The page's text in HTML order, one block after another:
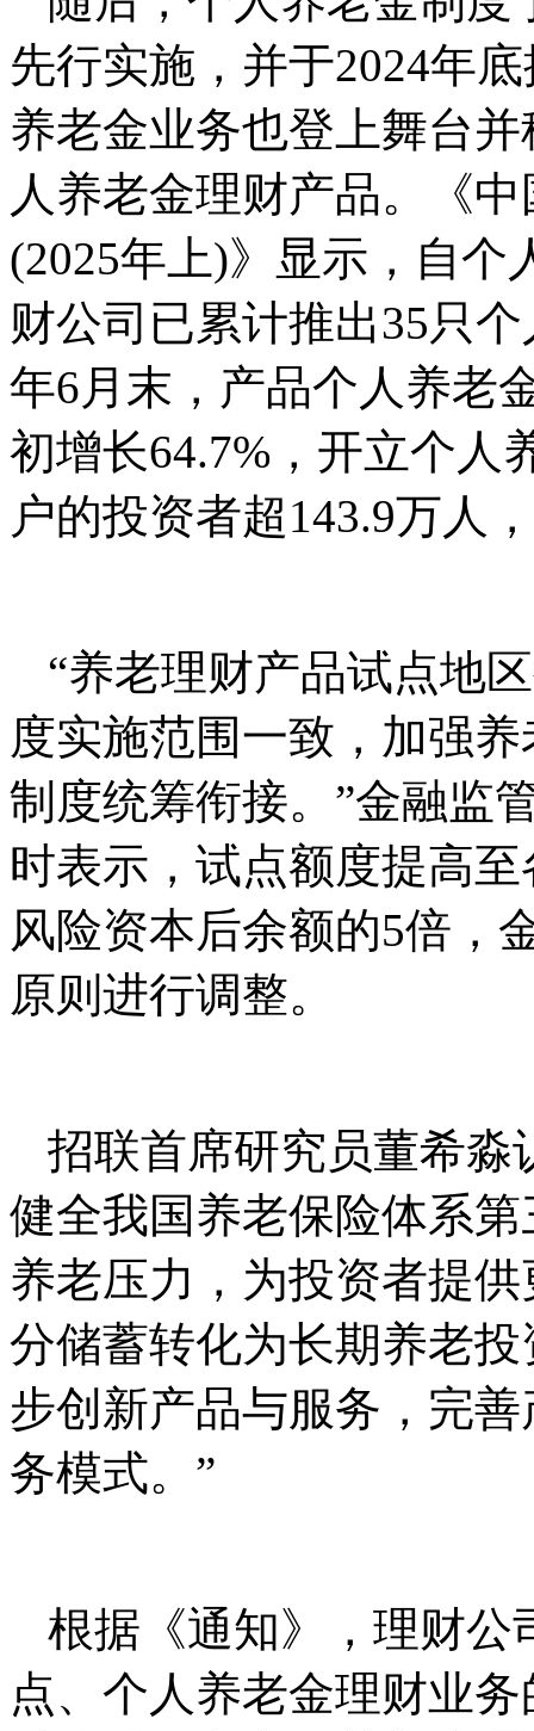
先行实施，并于2024年
养老金业务也登上舞台
人养老金理财产品。《
(2025年上)》显示，自个
财公司已累计推出35只
年6月末，产品个人养老
初增长64.7%，开立个人
户的投资者超143.9万人
“养老理财产品试点地
度实施范围一致，加强
制度统筹衔接。”金融监
时表示，试点额度提高
风险资本后余额的5倍，
原则进行调整。
招联首席研究员董希淼
健全我国养老保险体系
养老压力，为投资者提
分储蓄转化为长期养老
步创新产品与服务，完
务模式。”
根据《通知》，理财公
点、个人养老金理财业